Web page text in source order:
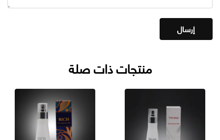
منتجات ذات صلة